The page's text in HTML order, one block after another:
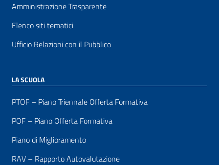
Amministrazione Trasparente
Elenco siti tematici
Ufficio Relazioni con il Pubblico
LA SCUOLA
PTOF – Piano Triennale Offerta Formativa
POF – Piano Offerta Formativa
Piano di Miglioramento
RAV – Rapporto Autovalutazione